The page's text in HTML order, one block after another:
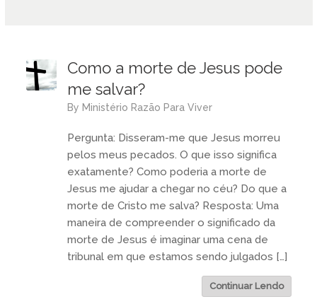
Como a morte de Jesus pode
me salvar?
by Ministério Razão Para Viver
Pergunta: Disseram-me que Jesus morreu
pelos meus pecados. O que isso significa
exatamente? Como poderia a morte de
Jesus me ajudar a chegar no céu? Do que a
morte de Cristo me salva? Resposta: Uma
maneira de compreender o significado da
morte de Jesus é imaginar uma cena de
tribunal em que estamos sendo julgados […]
Continuar Lendo